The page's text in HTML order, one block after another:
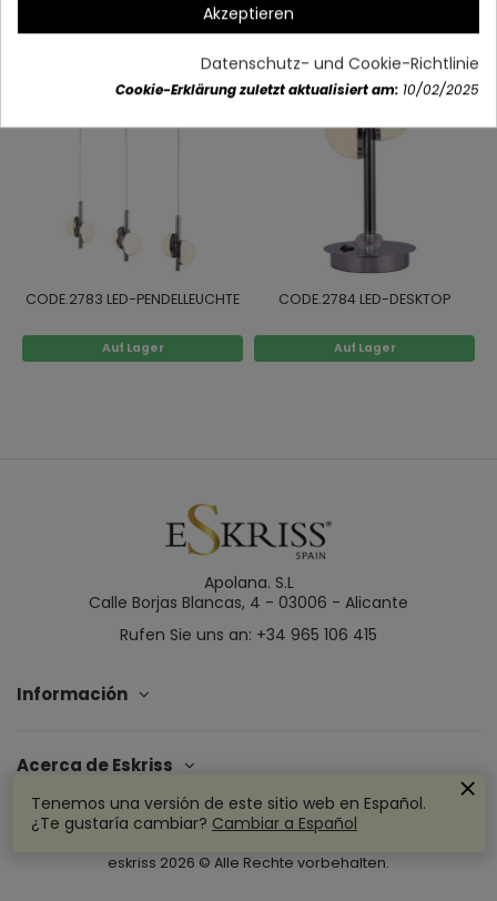
Vielleicht gefällt Ihnen auch
CODE.2783 LED-PENDELLEUCHTE
Auf Lager
CODE.2784 LED-DESKTOP
Auf Lager
Apolana. S.L
Calle Borjas Blancas, 4 - 03006 - Alicante
Rufen Sie uns an: +34 965 106 415
Información
Acerca de Eskriss
eskriss 2026 © Alle Rechte vorbehalten.
Akzeptieren
Datenschutz- und Cookie-Richtlinie
Cookie-Erklärung zuletzt aktualisiert am: 10/02/2025
Tenemos una versión de este sitio web en Español.
¿Te gustaría cambiar? Cambiar a Español